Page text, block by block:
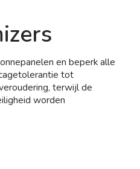
en beperk alle
tot
terwijl de
worden